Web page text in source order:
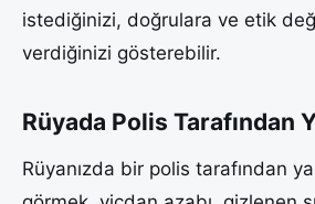
istediğinizi, doğrulara ve etik
verdiğinizi gösterebilir.
Rüyada Polis Tarafından
Rüyanızda bir polis tarafından